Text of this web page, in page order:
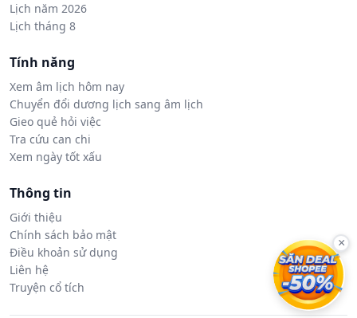
Lịch năm 2026
Lịch tháng 8
Tính năng
Xem âm lịch hôm nay
Chuyển đổi dương lịch sang âm lịch
Gieo quẻ hỏi việc
Tra cứu can chi
Xem ngày tốt xấu
Thông tin
Giới thiệu
Chính sách bảo mật
Điều khoản sử dụng
Liên hệ
Truyện cổ tích
×